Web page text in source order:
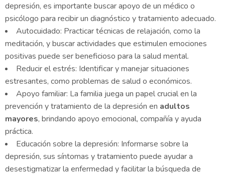
depresión, es importante buscar apoyo de un médico o
psicólogo para recibir un diagnóstico y tratamiento adecuado.
Autocuidado: Practicar técnicas de relajación, como la
meditación, y buscar actividades que estimulen emociones
positivas puede ser beneficioso para la salud mental.
Reducir el estrés: Identificar y manejar situaciones
estresantes, como problemas de salud o económicos.
Apoyo familiar: La familia juega un papel crucial en la
prevención y tratamiento de la depresión en adultos
mayores, brindando apoyo emocional, compañía y ayuda
práctica.
Educación sobre la depresión: Informarse sobre la
depresión, sus síntomas y tratamiento puede ayudar a
desestigmatizar la enfermedad y facilitar la búsqueda de